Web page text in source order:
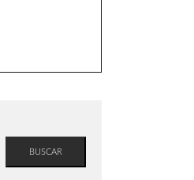
BUSCAR